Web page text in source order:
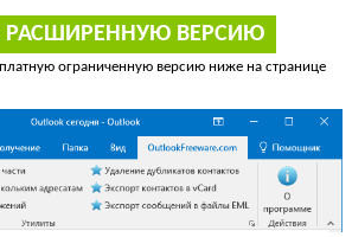
РАСШИРЕННУЮ ВЕРСИЮ
ограниченную версию ниже на странице